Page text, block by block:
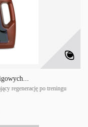
regenerację po treningu